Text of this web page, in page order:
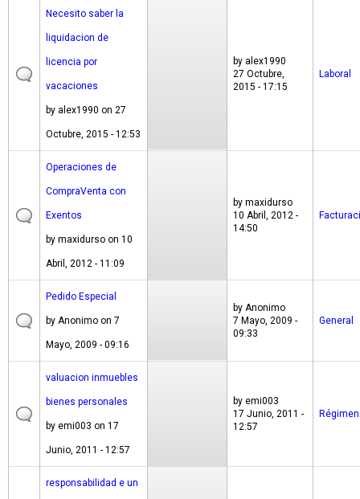
Necesito saber la
liquidacion de
licencia por
vacaciones
by alex1990 on 27
Octubre, 2015 - 12:53
by alex1990
27 Octubre,
2015 - 17:15
Laboral
Operaciones de
CompraVenta con
Exentos
by maxidurso on 10
Abril, 2012 - 11:09
by maxidurso
10 Abril, 2012 -
14:50
Pedido Especial
by Anonimo on 7
Mayo, 2009 - 09:16
by Anonimo
7 Mayo, 2009 -
09:33
General
valuacion inmuebles
bienes personales
by emi003 on 17
Junio, 2011 - 12:57
by emi003
17 Junio, 2011 -
12:57
responsabilidad e un